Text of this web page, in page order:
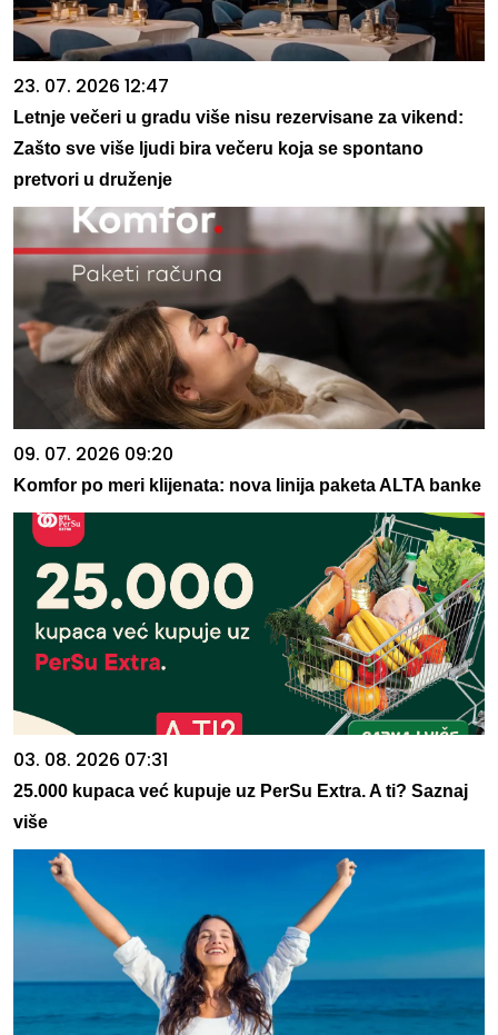
23. 07. 2026 12:47
Letnje večeri u gradu više nisu rezervisane za vikend:
Zašto sve više ljudi bira večeru koja se spontano
pretvori u druženje
09. 07. 2026 09:20
Komfor po meri klijenata: nova linija paketa ALTA banke
03. 08. 2026 07:31
25.000 kupaca već kupuje uz PerSu Extra. A ti? Saznaj
više